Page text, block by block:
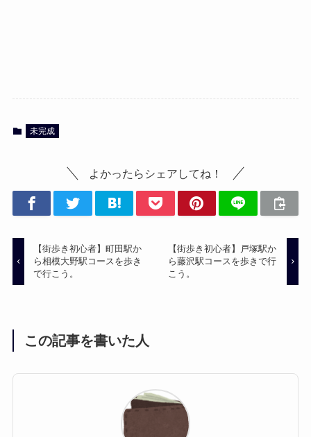
未完成
よかったらシェアしてね！
【街歩き初心者】町田駅か
ら相模大野駅コースを歩き
で行こう。
【街歩き初心者】戸塚駅か
ら藤沢駅コースを歩きで行
こう。
この記事を書いた人